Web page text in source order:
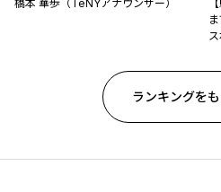
橋本 華歩（TeNYアナウンサー）
ランキングを